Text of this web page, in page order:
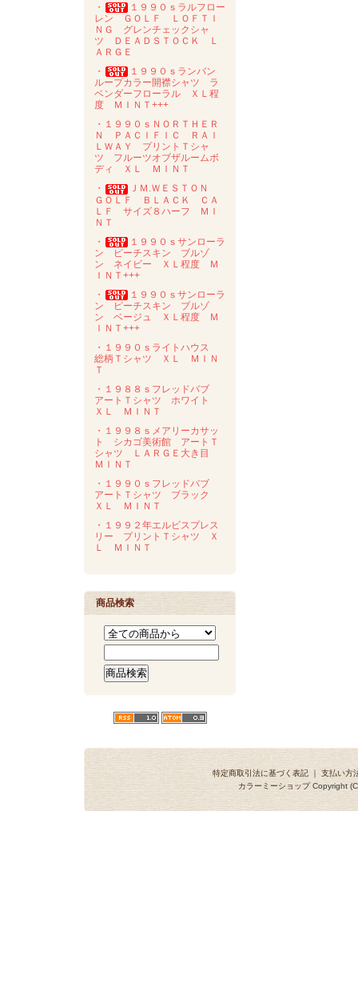
・
１９９０ｓラルフロー
レン ＧＯＬＦ ＬＯＦＴＩ
ＮＧ グレンチェックシャ
ツ ＤＥＡＤＳＴＯＣＫ Ｌ
ＡＲＧＥ
・
１９９０ｓランバン
ループカラー開襟シャツ ラ
ベンダーフローラル ＸＬ程
度 ＭＩＮＴ+++
・１９９０ｓＮＯＲＴＨＥＲ
Ｎ ＰＡＣＩＦＩＣ ＲＡＩ
ＬＷＡＹ プリントＴシャ
ツ フルーツオブザルームボ
ディ ＸＬ ＭＩＮＴ
・
ＪＭ.ＷＥＳＴＯＮ
ＧＯＬＦ ＢＬＡＣＫ ＣＡ
ＬＦ サイズ８ハーフ ＭＩ
ＮＴ
・
１９９０ｓサンローラ
ン ピーチスキン ブルゾ
ン ネイビー ＸＬ程度 Ｍ
ＩＮＴ+++
・
１９９０ｓサンローラ
ン ピーチスキン ブルゾ
ン ベージュ ＸＬ程度 Ｍ
ＩＮＴ+++
・１９９０ｓライトハウス
総柄Ｔシャツ ＸＬ ＭＩＮ
Ｔ
・１９８８ｓフレッドバブ
アートＴシャツ ホワイト
ＸＬ ＭＩＮＴ
・１９９８ｓメアリーカサッ
ト シカゴ美術館 アートＴ
シャツ ＬＡＲＧＥ大き目
ＭＩＮＴ
・１９９０ｓフレッドバブ
アートＴシャツ ブラック
ＸＬ ＭＩＮＴ
・１９９２年エルビスプレス
リー プリントＴシャツ Ｘ
Ｌ ＭＩＮＴ
商品検索
特定商取引法に基づく表記 ｜ 支払い方
カラーミーショップCopyright